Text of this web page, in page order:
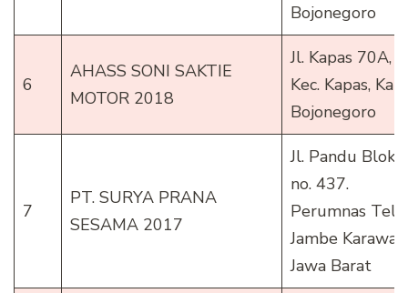
Bojonegoro
6
AHASS SONI SAKTIE
MOTOR 2018
Jl. Kapas 70A,
Kec. Kapas, Kab
Bojonegoro
7
PT. SURYA PRANA
SESAMA 2017
Jl. Pandu Blok I
no. 437.
Perumnas
Jambe
Jawa Barat